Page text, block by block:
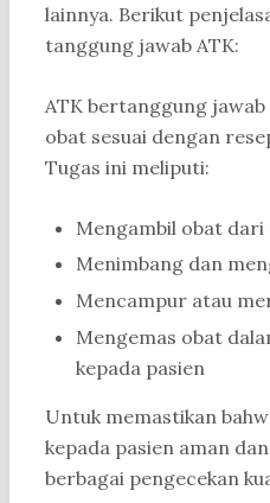
lainnya. Berikut
tanggung jawab ATK:
ATK bertanggung
obat sesuai dengan
Tugas ini meliputi:
Mengambil obat dari
Menimbang dan
Mencampur atau
Mengemas obat
kepada pasien
Untuk memastikan
kepada pasien aman
berbagai pengecekan